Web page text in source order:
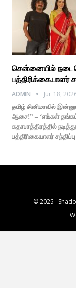
சென்னையில்
பத்திரிக்கையாளர்
ADMIN
Jun 18,
தமிழ் சினிமாவில்
ஆசை!” – ‘எங்கள்
கதாபாத்திரத்தில்
பத்திரிகையாளர்
© 2026 -